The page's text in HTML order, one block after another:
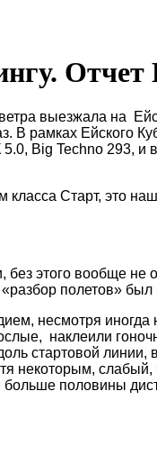
Отчет
выезжала на
В рамках Ейского
Big Techno 293,
Старт, это
этого вообще
полетов»
несмотря
наклеили
стартовой
некоторым,
половины